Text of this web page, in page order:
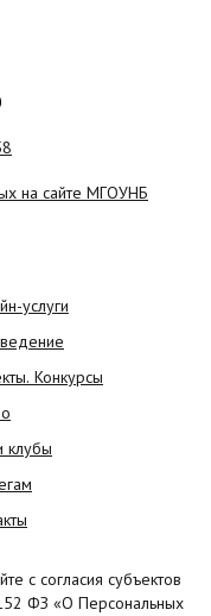
на сайте МГОУНБ
услуги
Конкурсы
клубы
с согласия субъектов
ФЗ «О Персональных